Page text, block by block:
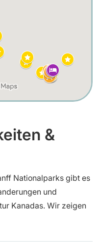
&
Nationalparks gibt es
und
Kanadas. Wir zeigen